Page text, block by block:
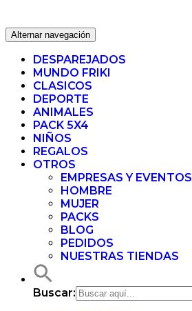
Alternar navegación
DESPAREJADOS
MUNDO FRIKI
CLASICOS
DEPORTE
ANIMALES
PACK 5X4
NIÑOS
REGALOS
OTROS
EMPRESAS Y EVENTOS
HOMBRE
MUJER
PACKS
BLOG
PEDIDOS
NUESTRAS TIENDAS
Buscar: